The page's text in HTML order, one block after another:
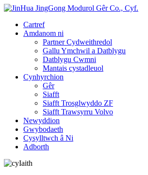
Cartref
Amdanom ni
Partner Cydweithredol
Gallu Ymchwil a Datblygu
Datblygu Cwmni
Mantais cystadleuol
Cynhyrchion
Gêr
Siafft
Siafft Trosglwyddo ZF
Siafft Trawsyrru Volvo
Newyddion
Gwybodaeth
Cysylltwch â Ni
Adborth
Iaith